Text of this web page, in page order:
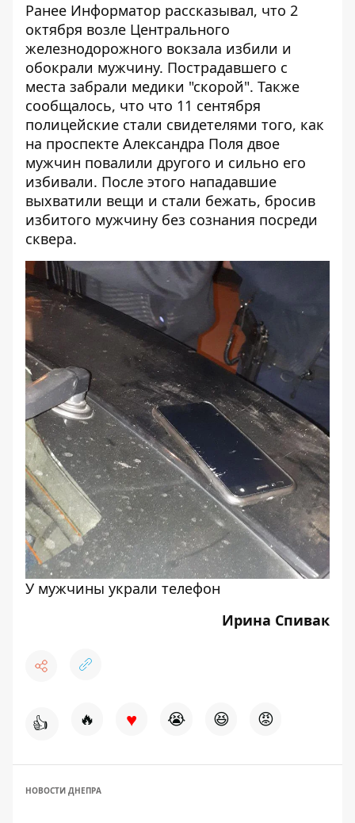
Ранее Информатор рассказывал, что 2
октября возле Центрального
железнодорожного вокзала избили и
обокрали мужчину. Пострадавшего с
места забрали медики "скорой". Также
сообщалось, что что 11 сентября
полицейские стали свидетелями того, как
на проспекте Александра Поля двое
мужчин повалили другого и сильно его
избивали. После этого нападавшие
выхватили вещи и стали бежать, бросив
избитого мужчину без сознания посреди
сквера.
У мужчины украли телефон
Ирина Спивак
👍 🔥 ♥ 😭 😆 😡
НОВОСТИ ДНЕПРА